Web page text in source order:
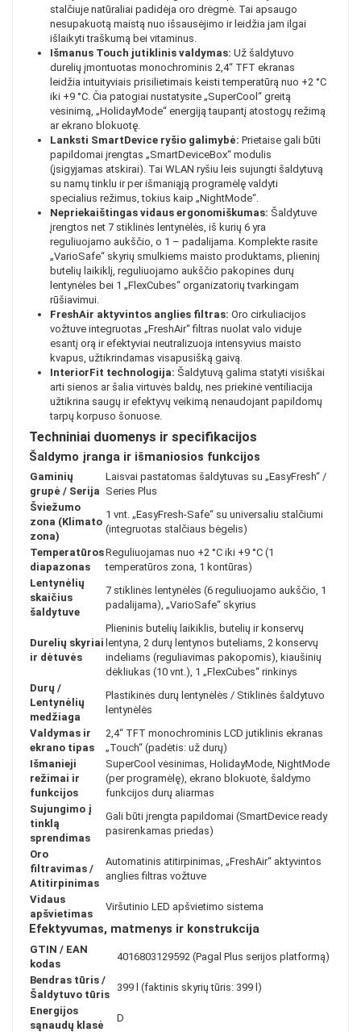
stalčiuje natūraliai padidėja oro drėgmė. Tai apsaugo
nesupakuotą maistą nuo išsausėjimo ir leidžia jam ilgai
išlaikyti traškumą bei vitaminus.
Išmanus Touch jutiklinis valdymas: Už šaldytuvo
durelių įmontuotas monochrominis 2,4“ TFT ekranas
leidžia intuityviais prisilietimais keisti temperatūrą nuo +2 °C
iki +9 °C. Čia patogiai nustatysite „SuperCool“ greitą
vėsinimą, „HolidayMode“ energiją taupantį atostogų režimą
ar ekrano blokuotę.
Lanksti SmartDevice ryšio galimybė: Prietaise gali būti
papildomai įrengtas „SmartDeviceBox“ modulis
(įsigyjamas atskirai). Tai WLAN ryšiu leis sujungti šaldytuvą
su namų tinklu ir per išmaniąją programėlę valdyti
specialius režimus, tokius kaip „NightMode“.
Nepriekaištingas vidaus ergonomiškumas: Šaldytuve
įrengtos net 7 stiklinės lentynėlės, iš kurių 6 yra
reguliuojamo aukščio, o 1 – padalijama. Komplekte rasite
„VarioSafe“ skyrių smulkiems maisto produktams, plieninį
butelių laikiklį, reguliuojamo aukščio pakopines durų
lentynėles bei 1 „FlexCubes“ organizatorių tvarkingam
rūšiavimui.
FreshAir aktyvintos anglies filtras: Oro cirkuliacijos
vožtuve integruotas „FreshAir“ filtras nuolat valo viduje
esantį orą ir efektyviai neutralizuoja intensyvius maisto
kvapus, užtikrindamas visapusišką gaivą.
InteriorFit technologija: Šaldytuvą galima statyti visiškai
arti sienos ar šalia virtuvės baldų, nes priekinė ventiliacija
užtikrina saugų ir efektyvų veikimą nenaudojant papildomų
tarpų korpuso šonuose.
Techniniai duomenys ir specifikacijos
Šaldymo įranga ir išmaniosios funkcijos
Gaminių
grupė / Serija
Laisvai pastatomas šaldytuvas su „EasyFresh“ /
Series Plus
Šviežumo
zona (Klimato
zona)
1 vnt. „EasyFresh-Safe“ su universaliu stalčiumi
(integruotas stalčiaus bėgelis)
Temperatūros
diapazonas
Reguliuojamas nuo +2 °C iki +9 °C (1
temperatūros zona, 1 kontūras)
Lentynėlių
skaičius
šaldytuve
7 stiklinės lentynėlės (6 reguliuojamo aukščio, 1
padalijama), „VarioSafe“ skyrius
Durelių skyriai
ir dėtuvės
Plieninis butelių laikiklis, butelių ir konservų
lentyna, 2 durų lentynos buteliams, 2 konservų
indeliams (reguliavimas pakopomis), kiaušinių
dėkliukas (10 vnt.), 1 „FlexCubes“ rinkinys
Durų /
Lentynėlių
medžiaga
Plastikinės durų lentynėlės / Stiklinės šaldytuvo
lentynėlės
Valdymas ir
ekrano tipas
2,4“ TFT monochrominis LCD jutiklinis ekranas
„Touch“ (padėtis: už durų)
Išmanieji
režimai ir
funkcijos
SuperCool vėsinimas, HolidayMode, NightMode
(per programėlę), ekrano blokuotė, šaldymo
funkcijos durų aliarmas
Sujungimo į
tinklą
sprendimas
Gali būti įrengta papildomai (SmartDevice ready
pasirenkamas priedas)
Oro
filtravimas /
Atitirpinimas
Automatinis atitirpinimas, „FreshAir“ aktyvintos
anglies filtras vožtuve
Vidaus
apšvietimas
Viršutinio LED apšvietimo sistema
Efektyvumas, matmenys ir konstrukcija
GTIN / EAN
kodas
4016803129592 (Pagal Plus serijos platformą)
Bendras tūris /
Šaldytuvo tūris
399 l (faktinis skyrių tūris: 399 l)
Energijos
sąnaudų klasė
D